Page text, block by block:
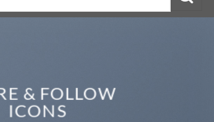
& FOLLOW
ICONS